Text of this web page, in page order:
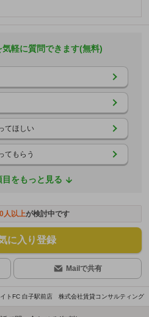
軽に質問できます(無料)
てほしい
てもらう
をもっと見る
0人以上が検討中です
に入り登録
Mailで共有
トFC 白子駅前店 株式会社賃貸コンサルティング